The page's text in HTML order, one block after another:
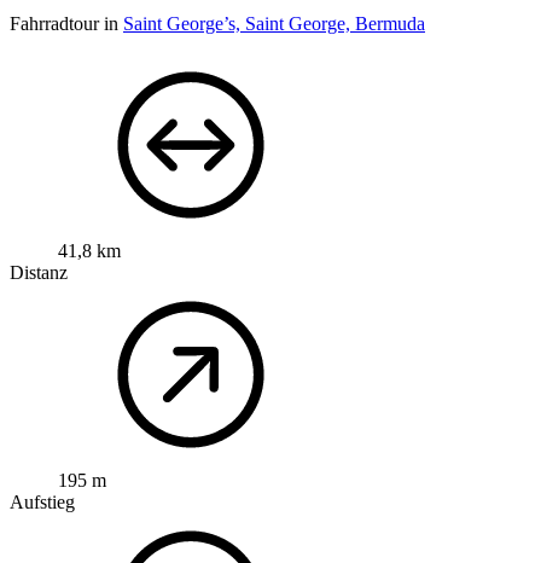
Fahrradtour in Saint George’s, Saint George, Bermuda
41,8 km
Distanz
195 m
Aufstieg